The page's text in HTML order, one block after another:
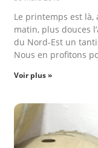
Le printemps est là,
matin, plus douces
du Nord-Est un
Nous en profitons
Voir plus »